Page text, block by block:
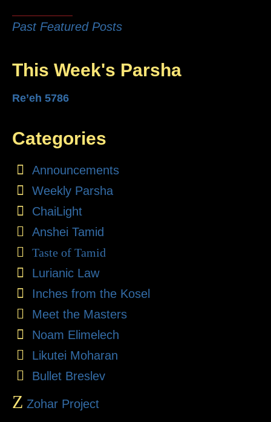
Past Featured Posts
This Week's Parsha
Re’eh 5786
Categories
Announcements
Weekly Parsha
ChaiLight
Anshei Tamid
Taste of Tamid
Lurianic Law
Inches from the Kosel
Meet the Masters
Noam Elimelech
Likutei Moharan
Bullet Breslev
Z Zohar Project